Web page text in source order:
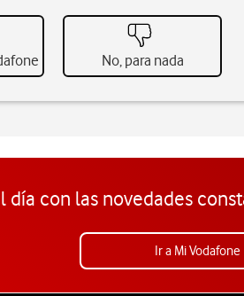
No, para nada
día con las novedades
Ir a Mi Vodafone